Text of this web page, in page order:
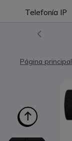
Telefonía IP
Página principal